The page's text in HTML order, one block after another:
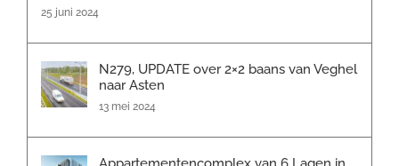
25 juni 2024
N279, UPDATE over 2×2 baans van Veghel
naar Asten
13 mei 2024